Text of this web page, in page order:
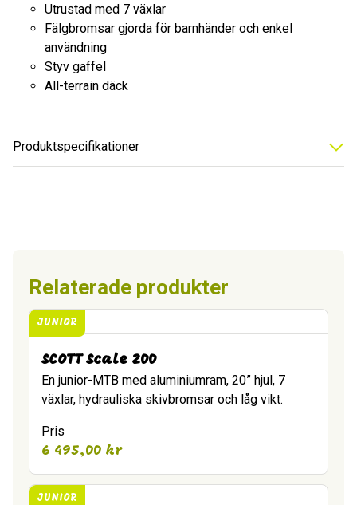
Utrustad med 7 växlar
Fälgbromsar gjorda för barnhänder och enkel
användning
Styv gaffel
All-terrain däck
Produktspecifikationer
Relaterade produkter
JUNIOR
SCOTT Scale 200
En junior-MTB med aluminiumram, 20” hjul, 7
växlar, hydrauliska skivbromsar och låg vikt.
Pris
6 495,00 kr
JUNIOR